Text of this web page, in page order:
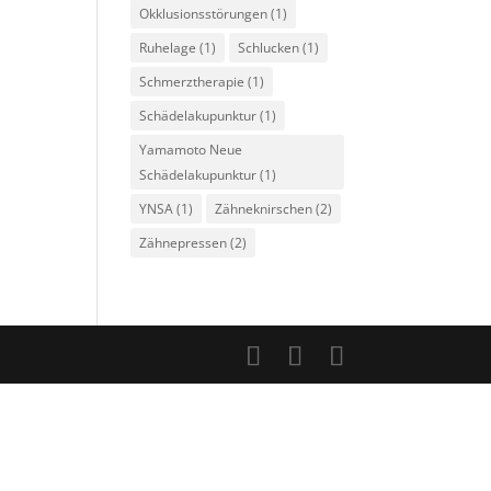
Okklusionsstörungen(1)
Ruhelage (1) Schlucken(1)
Schmerztherapie (1)
Schädelakupunktur(1)
Yamamoto Neue
Schädelakupunktur(1)
YNSA(1) Zähneknirschen(2)
Zähnepressen(2)